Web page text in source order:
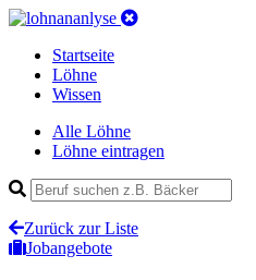
Startseite
Löhne
Wissen
Alle Löhne
Löhne eintragen
Zurück zur Liste
Jobangebote